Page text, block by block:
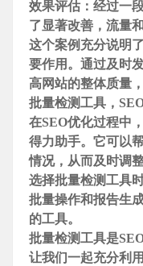
效果评估：经过一
了显著改善，流量
这个案例充分说明
要作用。通过及时
高网站的整体质量
批量检测工具，
在SEO优化过程中
得力助手。它可以
情况，从而及时调
选择批量检测工具
批量操作和报告生
的工具。
批量检测工具是
让我们一起充分利